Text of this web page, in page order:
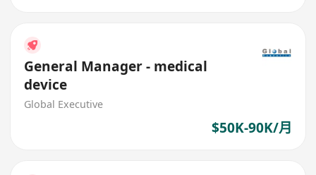
General Manager - medical
device
Global Executive
$50K-90K/月